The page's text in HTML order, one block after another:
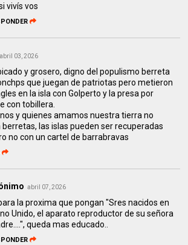
vivís vos
abril 03, 2026
y grosero, digno del populismo berreta
que juegan de patriotas pero metieron
en la isla con Golperto y la presa por
con tobillera.
y quienes amamos nuestra tierra no
las islas pueden ser recuperadas
no con un cartel de barrabravas
abril 07, 2026
la proxima que pongan "Sres nacidos en
Unido, el aparato reproductor de su señora
queda mas educado..